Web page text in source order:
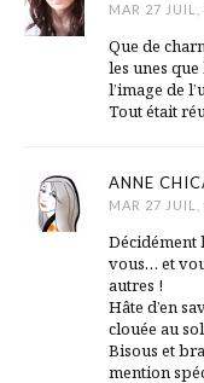
MAR 27 JUIL,
Que de
les unes
l’image de
Tout était
ANNE
MAR 27 JUIL,
Décidément
vous… et
autres !
Hâte d’en
clouée au
Bisous et
mention